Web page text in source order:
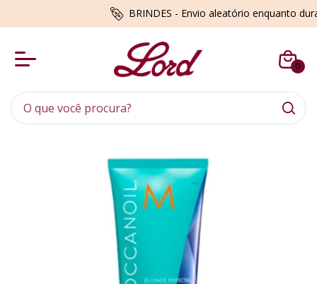
BRINDES - Envio aleatório enquanto
0